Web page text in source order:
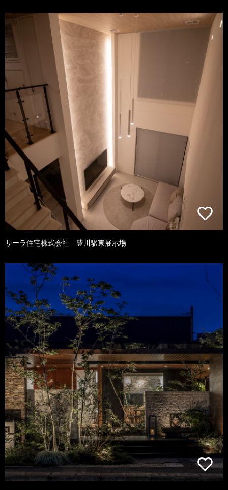
サーラ住宅株式会社 豊川駅東展示場